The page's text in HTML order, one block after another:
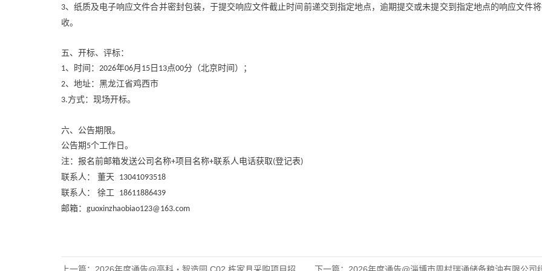
3、纸质及电子响应文件合并密封包装，于提交响应文件截止时间前递交到指定地点，逾期提交或未提交到指定地点的响应文件
收。
五、开标、评标：
1、时间： 2026年06月 15日 13点00分（北京时间）；
2、地址：黑龙江省鸡西市
3.方式：现场开标。
六、公告期限。
公告期 5个工作日。
注：报名前邮箱发送公司名称+项目名称+联系人电话获取(登记表)
联系人：
董天
13041093518
联系人：
徐工
18611886439
邮箱： guoxinzhaobiao123@163.com
上一篇： 2026年度通告@高科・智造园 C02 栋家具采购项目招标公 下一篇： 2026年度通告@淄博市周村瑞通储备粮油有限公司绿色仓储升